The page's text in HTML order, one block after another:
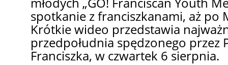
spotkanie z franciszkanami, aż po
Krótkie wideo przedstawia
przedpołudnia spędzonego przez
Franciszka, w czwartek 6 sierpnia.